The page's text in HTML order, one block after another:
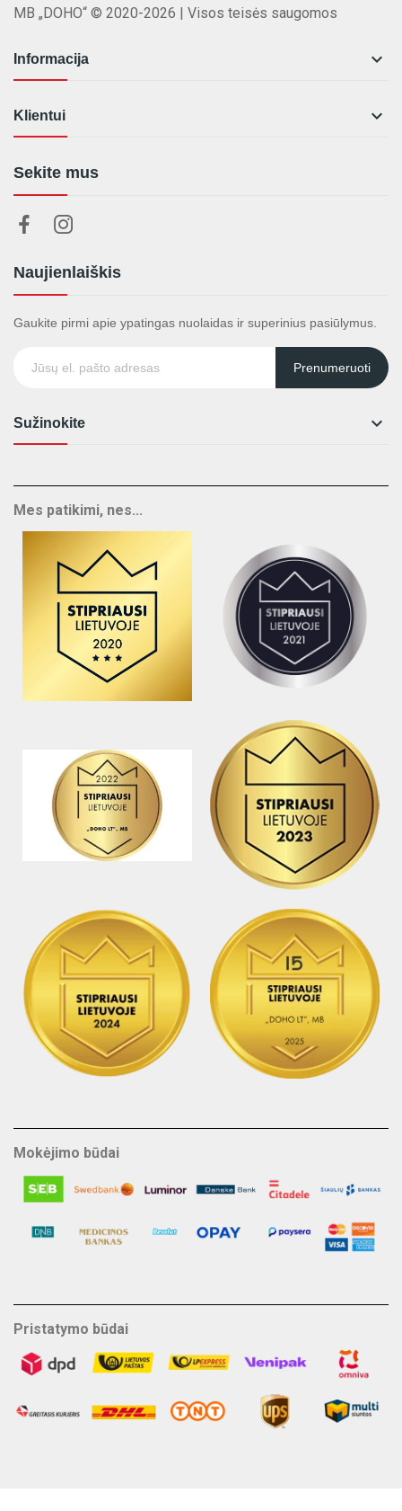
MB „DOHO“ © 2020-2026 | Visos teisės saugomos
Informacija 
Klientui 
Sekite mus
Naujienlaiškis
Gaukite pirmi apie ypatingas nuolaidas ir superinius pasiūlymus.
Prenumeruoti
Sužinokite 
Mes patikimi, nes...
Mokėjimo būdai
Pristatymo būdai